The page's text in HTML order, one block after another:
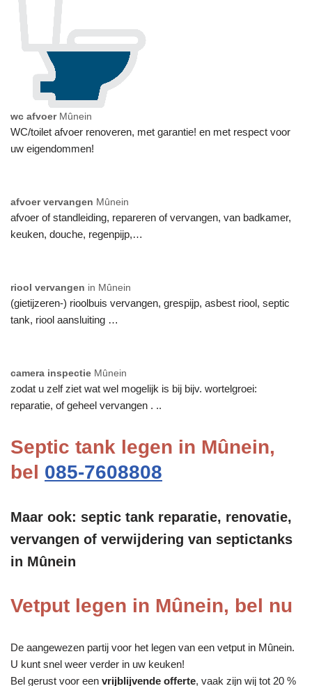
wc afvoer Mûnein
WC/toilet afvoer renoveren, met garantie! en met respect voor
uw eigendommen!
afvoer vervangen Mûnein
afvoer of standleiding, repareren of vervangen, van badkamer,
keuken, douche, regenpijp,…
riool vervangen in Mûnein
(gietijzeren-) rioolbuis vervangen, grespijp, asbest riool, septic
tank, riool aansluiting …
camera inspectie Mûnein
zodat u zelf ziet wat wel mogelijk is bij bijv. wortelgroei:
reparatie, of geheel vervangen . ..
Septic tank legen in Mûnein,
bel 085-7608808
Maar ook: septic tank reparatie, renovatie,
vervangen of verwijdering van septictanks
in Mûnein
Vetput legen in Mûnein, bel nu
De aangewezen partij voor het legen van een vetput in Mûnein.
U kunt snel weer verder in uw keuken!
Bel gerust voor een vrijblijvende offerte, vaak zijn wij tot 20 %